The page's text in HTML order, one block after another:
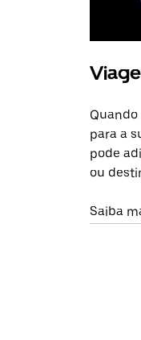
para a
pode
ou
Saiba